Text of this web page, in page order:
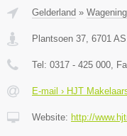
Gelderland »
Plantsoen 37 6701 AS
Tel: 0317 - 425 000 ,
E-mail › HJT
Website: http://